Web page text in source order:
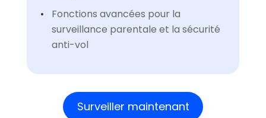
Fonctions avancées pour la
surveillance parentale et la sécurité
anti-vol
Surveiller maintenant